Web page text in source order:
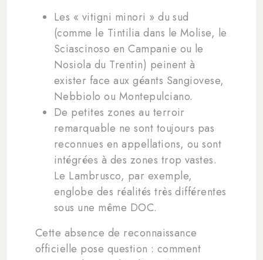
Les « vitigni minori » du sud
(comme le Tintilia dans le Molise, le
Sciascinoso en Campanie ou le
Nosiola du Trentin) peinent à
exister face aux géants Sangiovese,
Nebbiolo ou Montepulciano.
De petites zones au terroir
remarquable ne sont toujours pas
reconnues en appellations, ou sont
intégrées à des zones trop vastes.
Le Lambrusco, par exemple,
englobe des réalités très différentes
sous une même DOC.
Cette absence de reconnaissance
officielle pose question : comment